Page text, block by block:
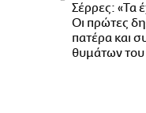
Σέρρες: «Τα
Οι πρώτες
πατέρα και
θυμάτων του